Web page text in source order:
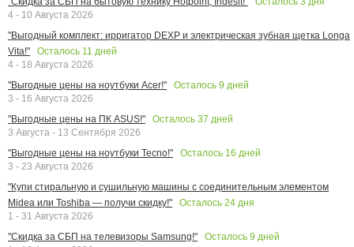
4 - 10 Августа 2026
"Выгодный комплект: ирригатор DEXP и электрическая зубная щетка Longa
Vita!"
Осталось 11 дней
4 - 18 Августа 2026
"Выгодные цены на ноутбуки Acer!"
Осталось 9 дней
3 - 16 Августа 2026
"Выгодные цены на ПК ASUS!"
Осталось 37 дней
3 Августа - 13 Сентября 2026
"Выгодные цены на ноутбуки Tecno!"
Осталось 16 дней
3 - 23 Августа 2026
"Купи стиральную и сушильную машины с соединительным элементом
Midea или Toshiba — получи скидку!"
Осталось 24 дня
1 - 31 Августа 2026
"Скидка за СБП на телевизоры Samsung!"
Осталось 9 дней